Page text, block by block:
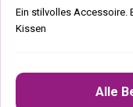
Alle
Ein stilvolles Accessoire.
Kissen